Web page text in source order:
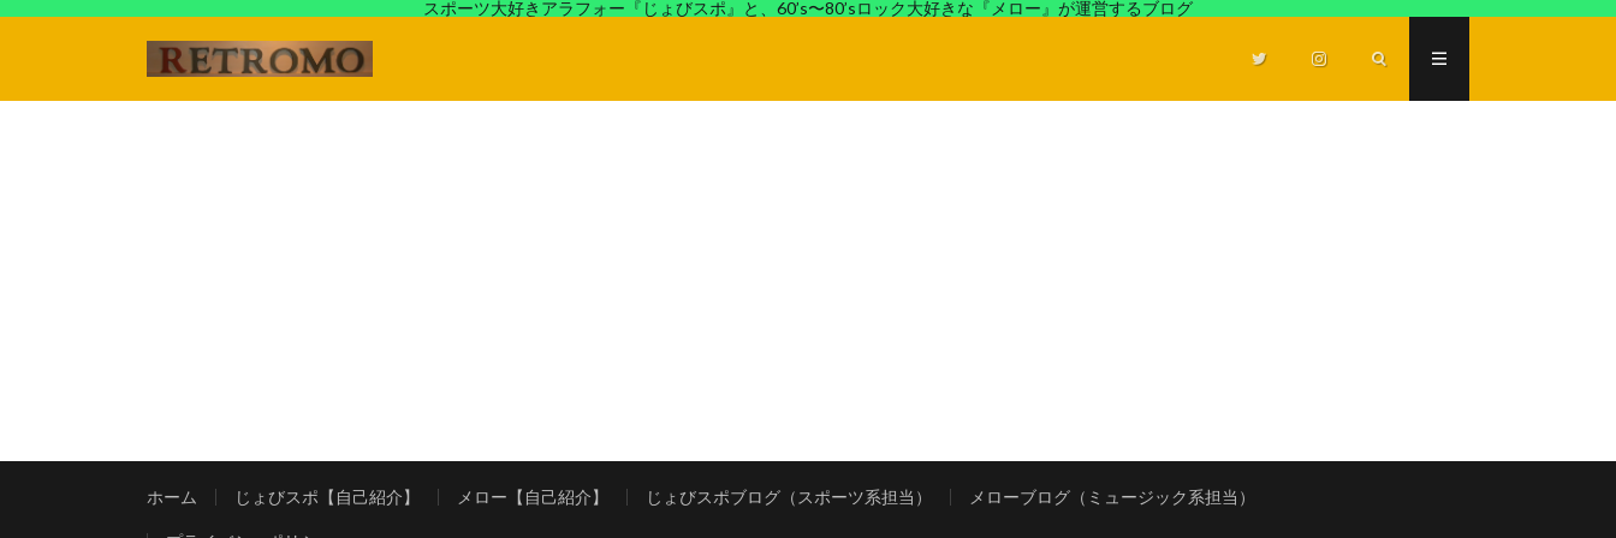
スポーツ大好きアラフォー『じょびスポ』と、60’s〜80’sロック大好きな『メロー』が運営するブログ
ホーム じょびスポ【自己紹介】 メロー【自己紹介】 じょびスポブログ（スポーツ系担当） メローブログ（ミュージック系担当）